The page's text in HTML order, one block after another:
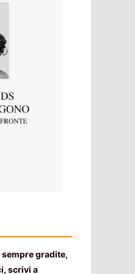
gradite,
scrivi a